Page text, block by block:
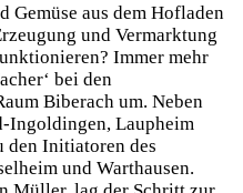
aus dem Hofladen
und Vermarktung
Immer mehr
bei den
Biberach um. Neben
Ingoldingen, Laupheim
den Initiatoren des
und Warthausen.